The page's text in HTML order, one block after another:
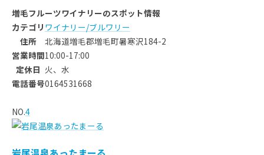
増毛フルーツワイナリーのスポット情報
カテゴリ ワイナリー/ブルワリー
住所
北海道増毛郡増毛町暑寒沢184-2
営業時間10:00-17:00
定休日 火、水
電話番号0164531668
NO.4